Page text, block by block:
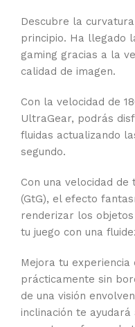
Descubre la
principio. Ha llegado
gaming gracias a la
calidad de imagen.
Con la velocidad de
UltraGear, podrás
fluidas actualizando
segundo.
Con una velocidad
(GtG), el efecto
renderizar los
tu juego con una
Mejora tu experiencia
prácticamente sin
de una visión
inclinación te ayudará